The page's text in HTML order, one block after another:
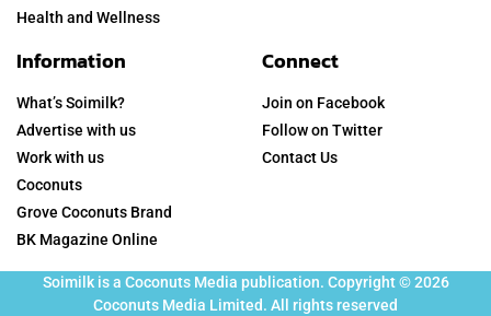
Health and Wellness
Information
What’s Soimilk?
Advertise with us
Work with us
Coconuts
Grove Coconuts Brand
BK Magazine Online
Connect
Join on Facebook
Follow on Twitter
Contact Us
Soimilk is a Coconuts Media publication. Copyright © 2026
Coconuts Media Limited. All rights reserved